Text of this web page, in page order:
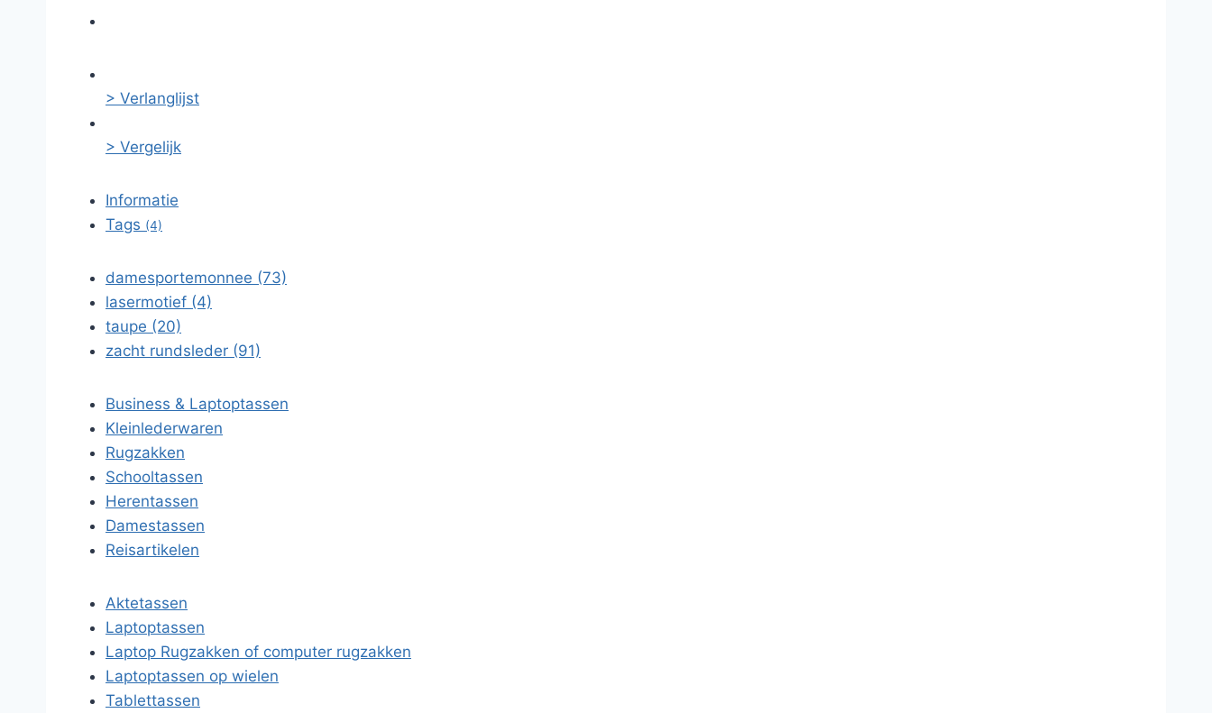
> Verlanglijst
> Vergelijk
Informatie
Tags (4)
damesportemonnee (73)
lasermotief (4)
taupe (20)
zacht rundsleder (91)
Business & Laptoptassen
Kleinlederwaren
Rugzakken
Schooltassen
Herentassen
Damestassen
Reisartikelen
Aktetassen
Laptoptassen
Laptop Rugzakken of computer rugzakken
Laptoptassen op wielen
Tablettassen